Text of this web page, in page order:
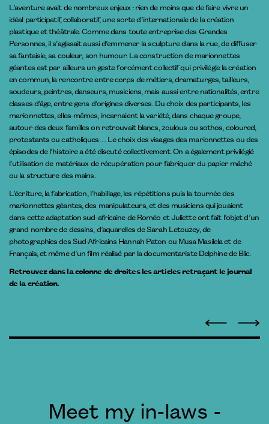
L’aventure avait de nombreux enjeux : rien de moins que de faire vivre un
idéal participatif, collaboratif, une sorte d’internationale de la création
plastique et théâtrale. Comme dans toute entreprise des Grandes
Personnes, il s’agissait aussi d’emmener la sculpture dans la rue, de diffuser
sa fantaisie, sa couleur, son humour. La construction de marionnettes
géantes est par ailleurs un geste forcément collectif qui privilégie la création
en commun, la rencontre entre corps de métiers, dramaturges, tailleurs,
soudeurs, peintres, danseurs, musiciens, mais aussi entre nationalités, entre
classes d’âge, entre gens d’origines diverses. Du choix des participants, les
marionnettes, elles-mêmes, incarnaient la variété, dans chaque groupe,
autour des deux familles on retrouvait blancs, zoulous ou sothos, coloured,
protestants ou catholiques… Le choix des visages des marionnettes ou des
épisodes de l’histoire a été discuté collectivement. On a également privilégié
l’utilisation de matériaux de récupération pour fabriquer du papier mâché
ou la structure des mains.
L’écriture, la fabrication, l’habillage, les répétitions puis la tournée des
marionnettes géantes, des manipulateurs, et des musiciens qui jouaient
dans cette adaptation sud-africaine de Roméo et Juliette ont fait l’objet d’un
grand nombre de dessins, d’aquarelles de Sarah Letouzey, de
photographies des Sud-Africains Hannah Paton ou Musa Masilela et de
Français, et même d’un film réalisé par la documentariste Delphine de Blic.
Retrouvez dans la colonne de droites les articles retraçant le journal
de la création.
Meet my in-laws -